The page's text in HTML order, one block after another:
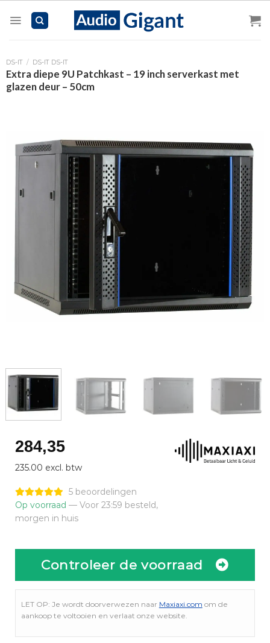
DS-IT / DS-IT DS-IT
Extra diepe 9U Patchkast – 19 inch serverkast met
glazen deur – 50cm
284,35
235.00 excl. btw
5 beoordelingen
Op voorraad — Voor 23:59 besteld,
morgen in huis
Controleer de voorraad
LET OP: Je wordt doorverwezen naar Maxiaxi.com om de
aankoop te voltooien en verlaat onze website.